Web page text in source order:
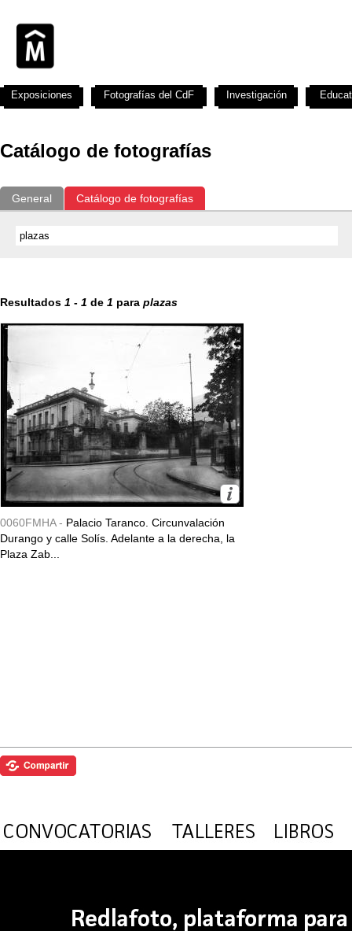
Catálogo de fotografías
General Catálogo de fotografías
Resultados 1 - 1 de 1 para plazas
0060FMHA - Palacio Taranco. Circunvalación
Durango y calle Solís. Adelante a la derecha, la
Plaza Zab...
Exposiciones Fotografías del CdF Investigación